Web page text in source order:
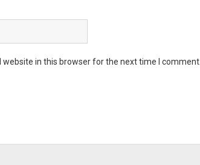
website in this browser for the next time I comment.